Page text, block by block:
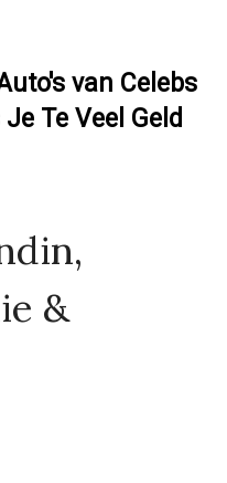
van Celebs
Te Veel Geld
&